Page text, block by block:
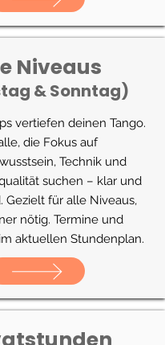
Niveaus
& Sonntag)
vertiefen deinen Tango.
die Fokus auf
Technik und
suchen – klar und
Gezielt für alle Niveaus,
nötig. Termine und
aktuellen Stundenplan.